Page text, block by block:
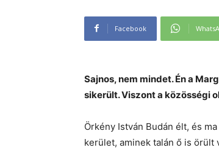
Facebook
Sajnos, nem mindet. Én a
sikerült. Viszont a közösségi
Örkény István Budán élt, és
kerület, aminek talán ő is örült